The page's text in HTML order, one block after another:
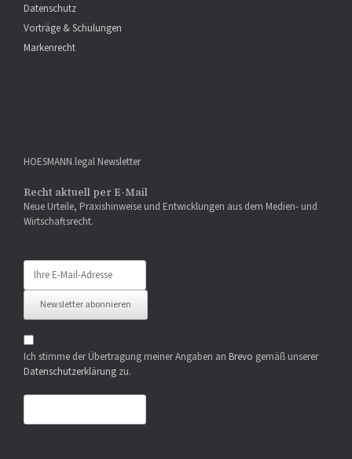
Datenschutz
Vorträge & Schulungen
Markenrecht
HOESMANN.legal Newsletter
Recht aktuell per E-Mail
Neue Urteile, Praxishinweise und Entwicklungen aus dem Medien- und
Wirtschaftsrecht.
Newsletter abonnieren
Ich stimme der Übertragung meiner Angaben an Brevo gemäß unserer
Datenschutzerklärung zu.